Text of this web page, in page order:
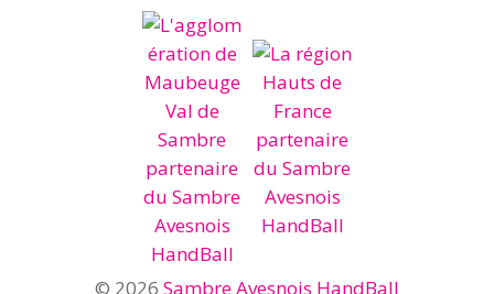
© 2026 Sambre Avesnois HandBall